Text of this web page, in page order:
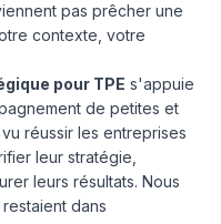
pas prêcher une
contexte, votre
pour TPE s'appuie
de petites et
réussir les entreprises
leur stratégie,
leurs résultats. Nous
dans